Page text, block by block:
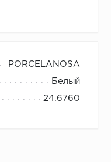
PORCELANOSA
Белый
24.6760